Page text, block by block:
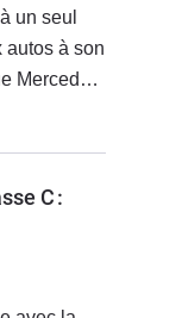
un seul
autos à son
Mercedes
C :